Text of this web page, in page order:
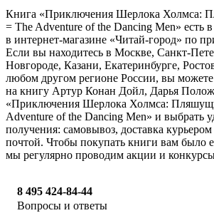
Книга «Приключения Шерлока Холмса:
= The Adventure of the Dancing Men» есть
в интернет-магазине «Читай-город» по
Если вы находитесь в Москве, Санкт-
Новгороде, Казани, Екатеринбурге,
любом другом регионе России, вы можете
на книгу Артур Конан Дойл, Дарья
«Приключения Шерлока Холмса:
Adventure of the Dancing Men» и выбрать
получения: самовывоз, доставка
почтой. Чтобы покупать книги вам было
мы регулярно проводим акции и
8 495 424-84-44
Вопросы и ответы